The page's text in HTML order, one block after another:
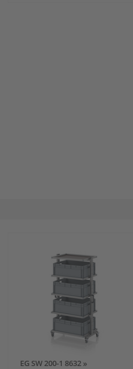
EG SW 200-1 8632 »